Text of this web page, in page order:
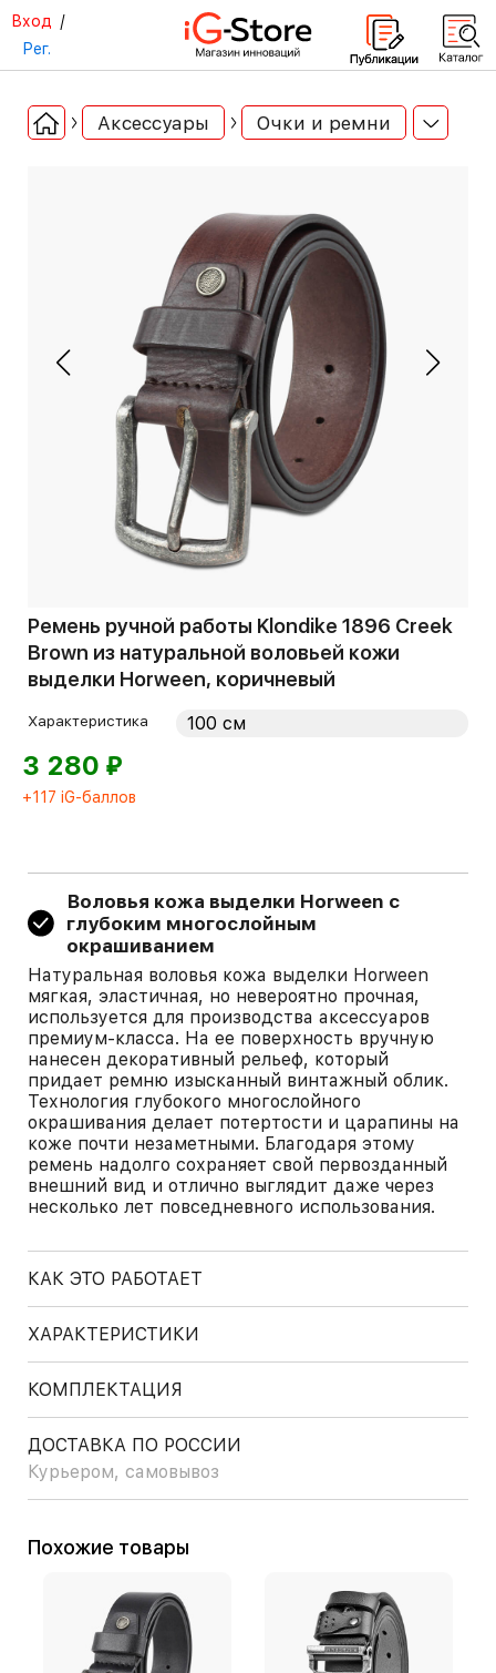
Вход /
Рег.
Аксессуары Очки и ремни
Ремень ручной работы Klondike 1896 Creek
Brown из натуральной воловьей кожи
выделки Horween, коричневый
Характеристика
3 280 ⃏
+117 iG-баллов
Воловья кожа выделки Horween c
глубоким многослойным
окрашиванием
Натуральная воловья кожа выделки Horween
мягкая, эластичная, но невероятно прочная,
используется для производства аксессуаров
премиум-класса. На ее поверхность вручную
нанесен декоративный рельеф, который
придает ремню изысканный винтажный облик.
Технология глубокого многослойного
окрашивания делает потертости и царапины на
коже почти незаметными. Благодаря этому
ремень надолго сохраняет свой первозданный
внешний вид и отлично выглядит даже через
несколько лет повседневного использования.
КАК ЭТО РАБОТАЕТ
ХАРАКТЕРИСТИКИ
КОМПЛЕКТАЦИЯ
ДОСТАВКА ПО РОССИИ
Курьером, самовывоз
Похожие товары